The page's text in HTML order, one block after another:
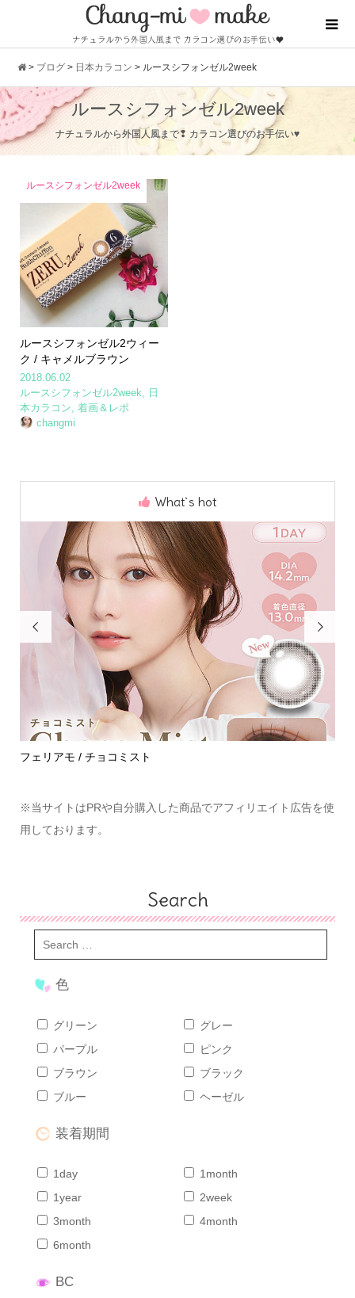
> ブログ > 日本カラコン > ルースシフォンゼル2week
ルースシフォンゼル2week
ナチュラルから外国人風まで❢ カラコン選びのお手伝い♥
ルースシフォンゼル2week
ルースシフォンゼル2ウィー
ク / キャメルブラウン
2018.06.02
ルースシフォンゼル2week
日
本カラコン 着画＆レポ
changmi
What`s hot

フェリアモ / チョコミスト

※当サイトはPRや自分購入した商品でアフィリエイト広告を使
用しております。
Search
色
グリーン
グレー
パープル
ピンク
ブラウン
ブラック
ブルー
ヘーゼル
装着期間
1day
1month
1year
2week
3month
4month
6month
BC